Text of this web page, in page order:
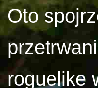
Oto
roguelike